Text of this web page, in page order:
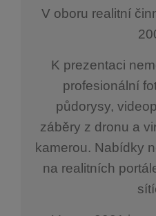
V oboru realitní
K prezentaci
profesionální
půdorysy,
záběry z dronu a
kamerou. Nabídky
na realitních